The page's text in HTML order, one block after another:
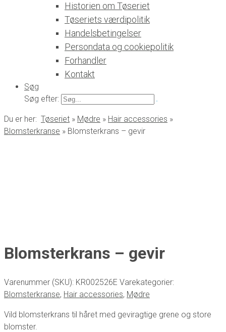
Historien om Tøseriet
Tøseriets værdipolitik
Handelsbetingelser
Persondata og cookiepolitik
Forhandler
Kontakt
Søg
Søg efter:
Du er her: Tøseriet » Mødre » Hair accessories »
Blomsterkranse » Blomsterkrans – gevir
Blomsterkrans – gevir
Varenummer (SKU): KR002526E Varekategorier:
Blomsterkranse, Hair accessories, Mødre
Vild blomsterkrans til håret med geviragtige grene og store
blomster.